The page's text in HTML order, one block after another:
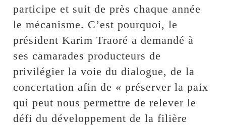
participe et suit de près chaque année
le mécanisme. C’est pourquoi, le
président Karim Traoré a demandé à
ses camarades producteurs de
privilégier la voie du dialogue, de la
concertation afin de « préserver la paix
qui peut nous permettre de relever le
défi du développement de la filière